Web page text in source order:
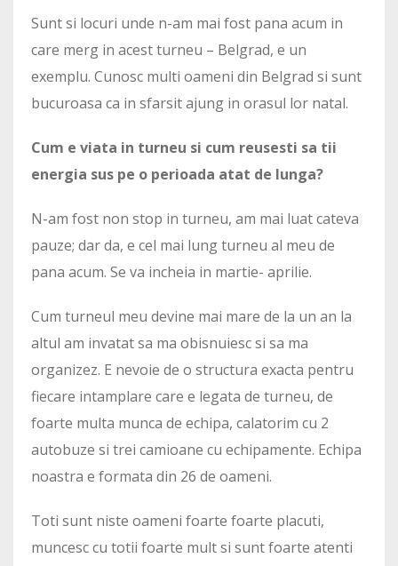
Sunt si locuri unde n-am mai fost pana acum in
care merg in acest turneu – Belgrad, e un
exemplu. Cunosc multi oameni din Belgrad si sunt
bucuroasa ca in sfarsit ajung in orasul lor natal.
Cum e viata in turneu si cum reusesti sa tii
energia sus pe o perioada atat de lunga?
N-am fost non stop in turneu, am mai luat cateva
pauze; dar da, e cel mai lung turneu al meu de
pana acum. Se va incheia in martie- aprilie.
Cum turneul meu devine mai mare de la un an la
altul am invatat sa ma obisnuiesc si sa ma
organizez. E nevoie de o structura exacta pentru
fiecare intamplare care e legata de turneu, de
foarte multa munca de echipa, calatorim cu 2
autobuze si trei camioane cu echipamente. Echipa
noastra e formata din 26 de oameni.
Toti sunt niste oameni foarte foarte placuti,
muncesc cu totii foarte mult si sunt foarte atenti